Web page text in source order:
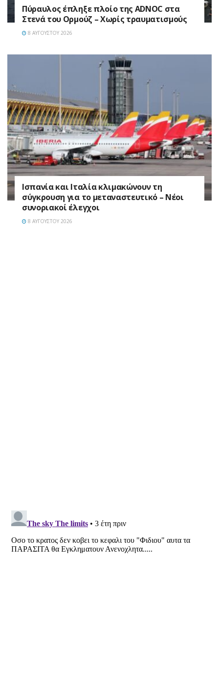
Πύραυλος έπληξε πλοίο της ADNOC στα
Στενά του Ορμούζ – Χωρίς τραυματισμούς
8 ΑΥΓΟΎΣΤΟΥ 2026
Ισπανία και Ιταλία κλιμακώνουν τη
σύγκρουση για το μεταναστευτικό – Νέοι
συνοριακοί έλεγχοι
8 ΑΥΓΟΎΣΤΟΥ 2026